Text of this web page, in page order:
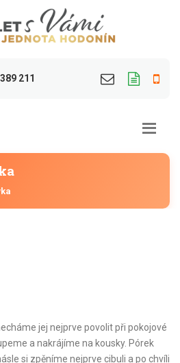
211
jej nejprve povolit při pokojové
a nakrájíme na kousky. Pórek
si zpěníme nejprve cibuli a po chvíli